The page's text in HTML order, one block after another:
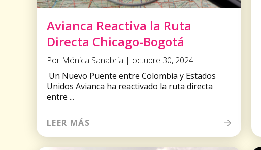
Avianca Reactiva la Ruta
Directa Chicago-Bogotá
Por Mónica Sanabria | octubre 30, 2024
Un Nuevo Puente entre Colombia y Estados
Unidos Avianca ha reactivado la ruta directa
entre ...
LEER MÁS